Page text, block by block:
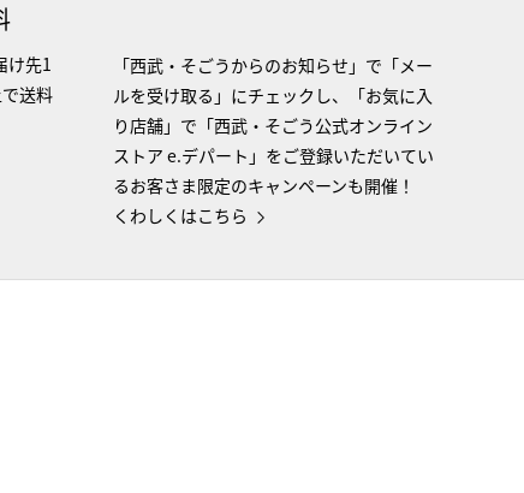
け先1
送料
「西武・そごうからのお知らせ」で「メー
ルを受け取る」にチェックし、「お気に入
り店舗」で「西武・そごう公式オンライン
ストア e.デパート」をご登録いただいてい
るお客さま限定のキャンペーンも開催！
くわしくはこちら